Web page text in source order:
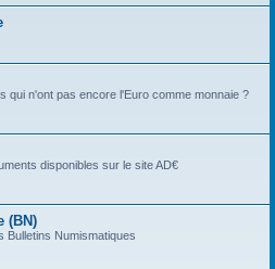
qui n'ont pas encore l'Euro comme monnaie ?
disponibles sur le site AD€
(BN)
Bulletins Numismatiques